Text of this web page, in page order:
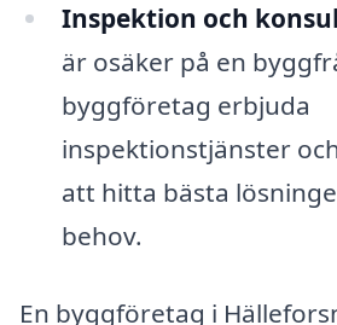
Inspektion och
är osäker på en
byggföretag erbjuda
inspektionstjänster
att hitta bästa
behov.
En byggföretag i